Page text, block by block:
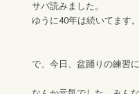
サバ読みました。
ゆうに40年は続いてます。
で、今日、盆踊りの練習